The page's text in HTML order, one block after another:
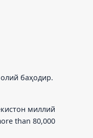
баҳодир.
миллий
than 80,000